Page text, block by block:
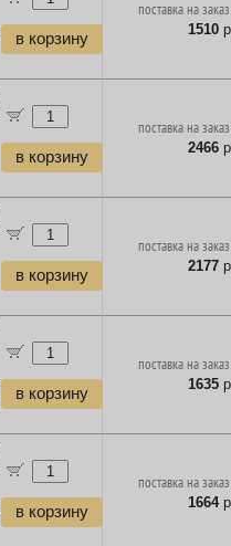
в корзину
поставка на
1510
в корзину
поставка на
2466
в корзину
поставка на
2177
в корзину
поставка на
1635
в корзину
поставка на
1664